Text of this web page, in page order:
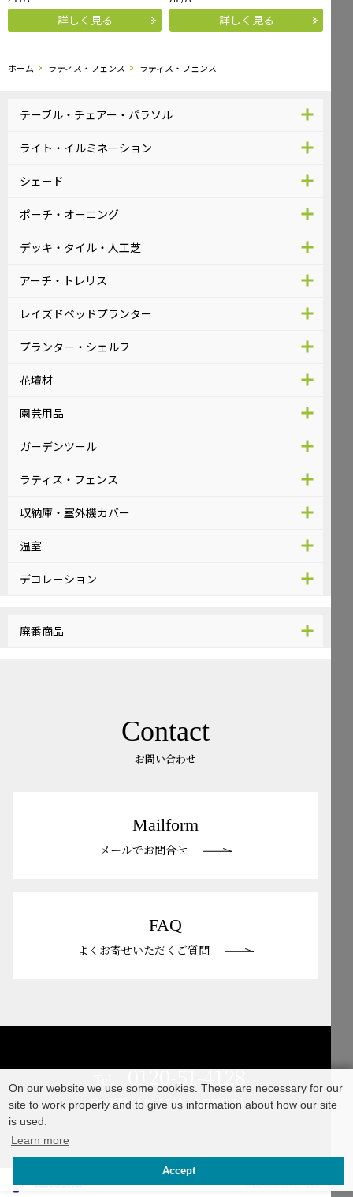
詳しく見る 詳しく見る
ホーム ラティス・フェンス ラティス・フェンス
テーブル・チェアー・パラソル
ライト・イルミネーション
シェード
ポーチ・オーニング
デッキ・タイル・人工芝
アーチ・トレリス
レイズドベッドプランター
プランター・シェルフ
花壇材
園芸用品
ガーデンツール
ラティス・フェンス
収納庫・室外機カバー
温室
デコレーション
廃番商品
Contact
お問い合わせ
Mailform
メールでお問合せ
FAQ
よくお寄せいただくご質問
0120-51-4128
受付時間 / 9:00-17:00（土日祝休み）
©TAKASHO Co., Ltd
On our website we use some cookies. These are necessary for our
site to work properly and to give us information about how our site
is used.
Learn more
Accept